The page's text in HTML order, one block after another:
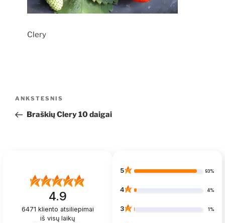
Clery
Navigacija
įrašų
Ankstesnis
įrašas
ANKSTESNIS
Braškių Clery 10 daigai
4.9
6471 kliento atsiliepimai
iš visų laikų
5 93%
4 4%
3 1%